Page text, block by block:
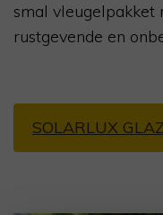
smal vleugelpakket
rustgevende en
SOLARLUX